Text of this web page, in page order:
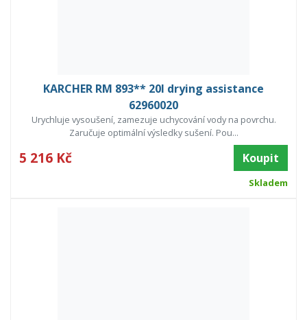
KARCHER RM 893** 20l drying assistance
62960020
Urychluje vysoušení, zamezuje uchycování vody na povrchu.
Zaručuje optimální výsledky sušení. Pou...
5 216 Kč Koupit
Skladem